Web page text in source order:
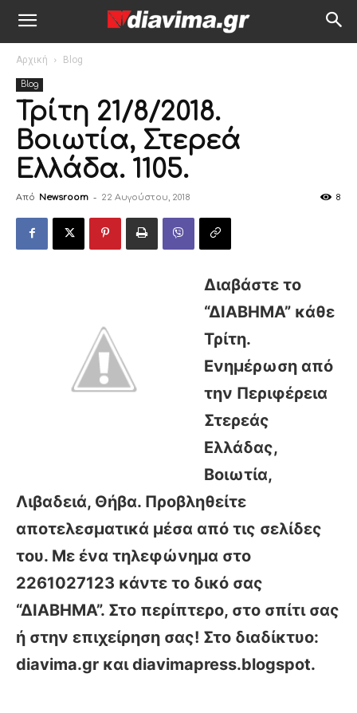
Αρχική Blog
Blog
Τρίτη 21/8/2018.
Βοιωτία, Στερεά
Ελλάδα. 1105.
Από Newsroom - 22 Αυγούστου, 2018 8
Διαβάστε το
“ΔIABHMA” κάθε
Τρίτη.
Ενημέρωση από
την Περιφέρεια
Στερεάς
Ελλάδας,
Βοιωτία,
Λιβαδειά, Θήβα. Προβληθείτε
αποτελεσματικά μέσα από τις σελίδες
του. Με ένα τηλεφώνημα στο
2261027123 κάντε το δικό σας
“ΔΙΑΒΗΜΑ”. Στο περίπτερο, στο σπίτι σας
ή στην επιχείρηση σας! Στο διαδίκτυο:
diavima.gr και diavimapress.blogspot.